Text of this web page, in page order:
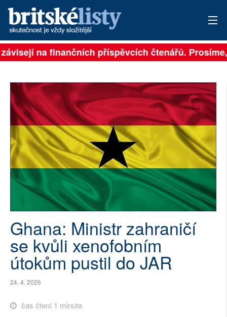
PŘIHLÁSIT
ARCHIV
ROZHOVORY
TÉMATA
NEJČTENĚJŠÍ ZA 7 DNÍ
AUTOŘI
SOCIÁLNÍ SÍTĚ
RUBRIKY
PLNÁ VERZE STRÁNEK
na finančních příspěvcích čtenářů. Prosíme,
Ghana: Ministr zahraničí
se kvůli xenofobním
útokům pustil do JAR
24. 4. 2026
čas čtení 1 minuta